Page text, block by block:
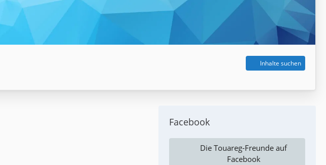
Inhalte suchen
Facebook
Die Touareg-Freunde auf
Facebook